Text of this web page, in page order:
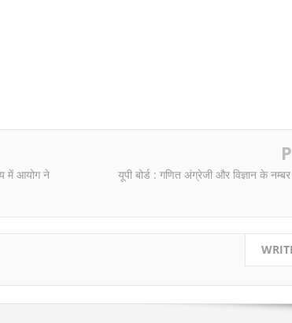
में आयोग ने
यूपी बोर्ड : गणित अंग्रेजी और विज्ञान के